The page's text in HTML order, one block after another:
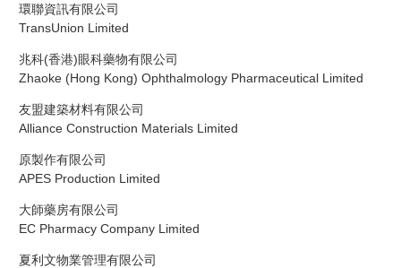
環聯資訊有限公司
TransUnion Limited
兆科(香港)眼科藥物有限公司
Zhaoke (Hong Kong) Ophthalmology Pharmaceutical Limited
友盟建築材料有限公司
Alliance Construction Materials Limited
原製作有限公司
APES Production Limited
大師藥房有限公司
EC Pharmacy Company Limited
夏利文物業管理有限公司